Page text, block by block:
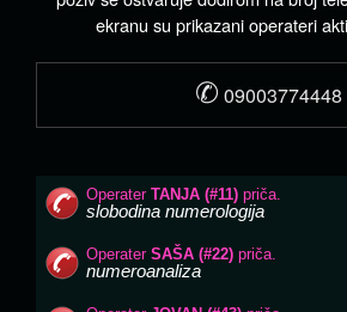
ekranu su prikazani operateri
✆ 09003774448